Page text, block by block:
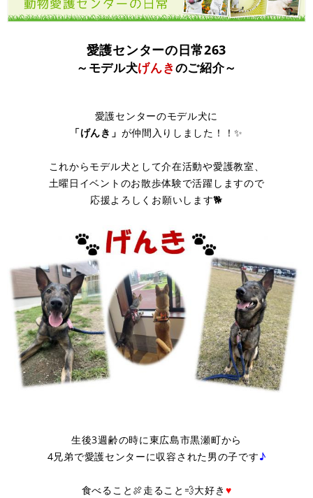
愛護センターの日常263
～モデル犬げんきのご紹介～
愛護センターのモデル犬に
「げんき」 が仲間入りしました！！✨
これからモデル犬として介在活動や愛護教室、
土曜日イベントのお散歩体験で活躍しますので
応援よろしくお願いします🐕
生後3週齢の時に東広島市黒瀬町から
4兄弟で愛護センターに収容された男の子です♪
食べること🍖走ること💨大好き ♥